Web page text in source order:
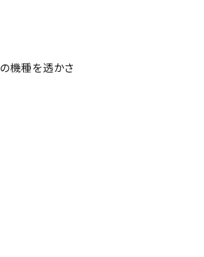
機種を透かさ